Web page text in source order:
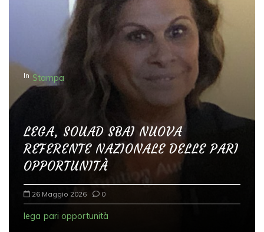
In Stampa
LEGA, SOUAD SBAI NUOVA
REFERENTE NAZIONALE DELLE PARI
OPPORTUNITÀ
26 Maggio 2026 0
lega pari opportunità